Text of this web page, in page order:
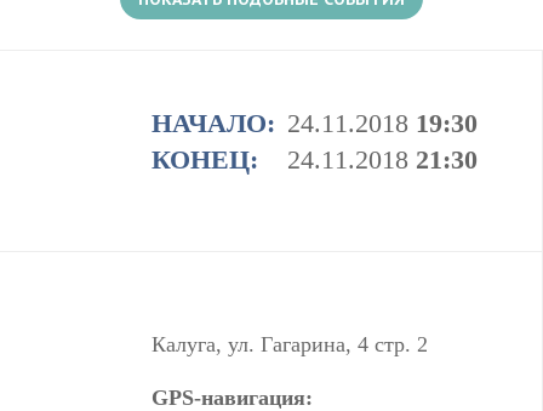
НАЧАЛО: 24.11.2018 19:30
КОНЕЦ:
24.11.2018 21:30
Калуга, ул. Гагарина, 4 стр. 2
GPS-навигация: